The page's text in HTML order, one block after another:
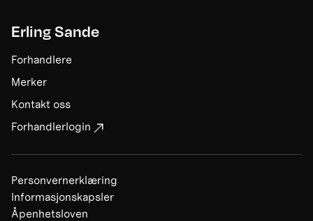
Erling Sande
Forhandlere
Merker
Kontakt oss
Forhandlerlogin
Personvernerklæring
Informasjonskapsler
Åpenhetsloven